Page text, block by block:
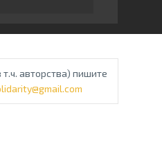
авторства) пишите